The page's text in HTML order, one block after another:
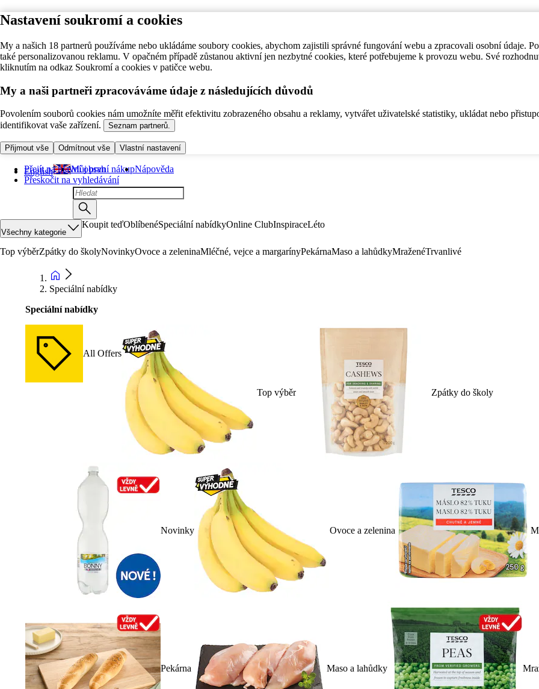
Nastavení soukromí a cookies
My a našich 18 partnerů používáme nebo ukládáme soubory cookies, abychom zajistili správné fungování webu a zpracovali osobní údaje.
také personalizovanou reklamu. V opačném případě zůstanou aktivní jen nezbytné cookies, které potřebujeme k provozu webu. Své
kliknutím na odkaz Soukromí a cookies v patičce webu.
My a naši partneři zpracováváme údaje z následujících důvodů
Povolením souborů cookies nám umožníte měřit efektivitu zobrazeného obsahu a reklamy, vytvářet uživatelské statistiky, ukládat nebo
identifikovat vaše zařízení.
Seznam partnerů.
Přijmout vše Odmítnout vše Vlastní nastavení
Přejít na hlavní obsah
Přeskočit na vyhledávání
English Můj první nákupNápověda
Všechny kategorie
Koupit teďOblíbenéSpeciální nabídkyOnline ClubInspiraceLéto
Top výběrZpátky do školyNovinkyOvoce a zeleninaMléčné, vejce a margarínyPekárnaMaso a lahůdkyMraženéTrvanlivé
Speciální nabídky
Speciální nabídky
All Offers
Top výběr Zpátky do školy
Novinky Ovoce a zelenina
Pekárna Maso a lahůdky